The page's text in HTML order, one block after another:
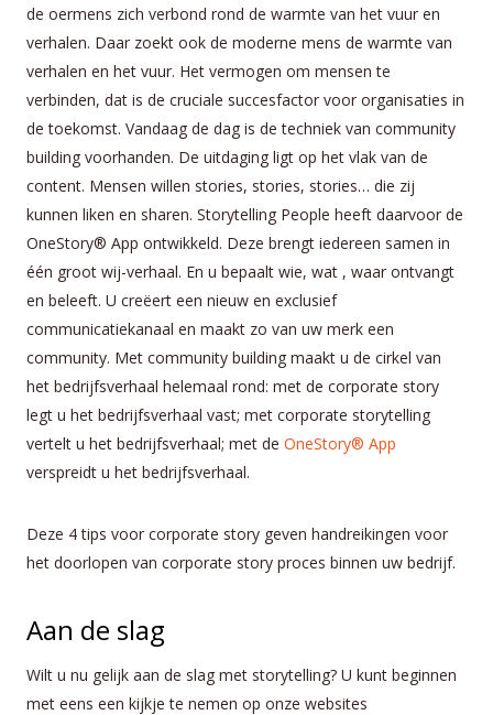
de oermens zich verbond rond de warmte van het vuur en
verhalen. Daar zoekt ook de moderne mens de warmte van
verhalen en het vuur. Het vermogen om mensen te
verbinden, dat is de cruciale succesfactor voor organisaties in
de toekomst. Vandaag de dag is de techniek van community
building voorhanden. De uitdaging ligt op het vlak van de
content. Mensen willen stories, stories, stories… die zij
kunnen liken en sharen. Storytelling People heeft daarvoor de
OneStory® App ontwikkeld. Deze brengt iedereen samen in
één groot wij-verhaal. En u bepaalt wie, wat , waar ontvangt
en beleeft. U creëert een nieuw en exclusief
communicatiekanaal en maakt zo van uw merk een
community. Met community building maakt u de cirkel van
het bedrijfsverhaal helemaal rond: met de corporate story
legt u het bedrijfsverhaal vast; met corporate storytelling
vertelt u het bedrijfsverhaal; met de OneStory® App
verspreidt u het bedrijfsverhaal.
Deze 4 tips voor corporate story geven handreikingen voor
het doorlopen van corporate story proces binnen uw bedrijf.
Aan de slag
Wilt u nu gelijk aan de slag met storytelling? U kunt beginnen
met eens een kijkje te nemen op onze websites